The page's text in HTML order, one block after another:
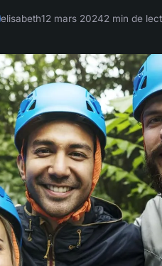
elisabeth12 mars 20242 min de